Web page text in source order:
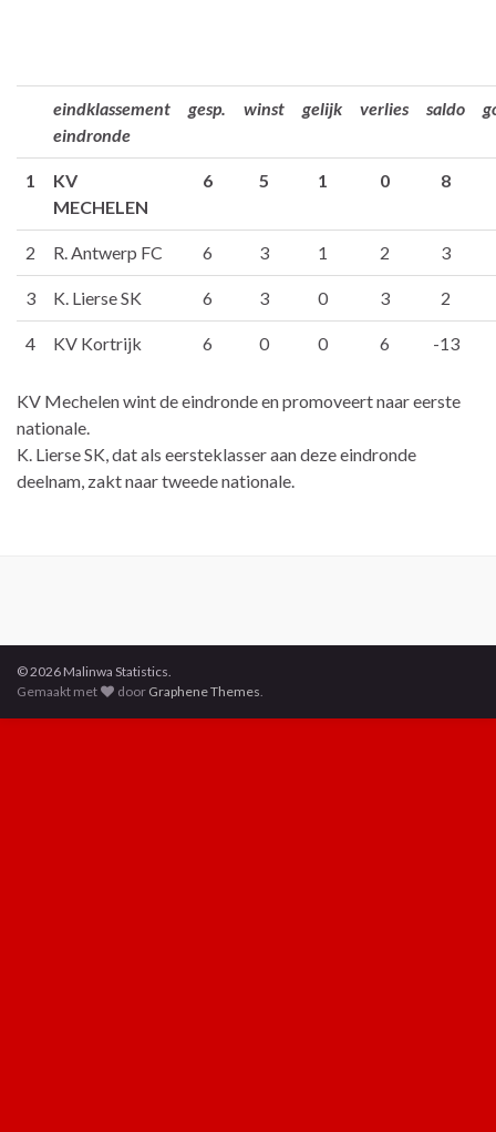
eindklassement
eindronde
gesp. winst gelijk verlies saldo
1
KV
MECHELEN
6 5 1 0 8
2 R. Antwerp FC 6 3 1 2 3
3 K. Lierse SK 6 3 0 3 2
4 KV Kortrijk 6 0 0 6 -13
KV Mechelen wint de eindronde en promoveert naar eerste
nationale.
K. Lierse SK, dat als eersteklasser aan deze eindronde
deelnam, zakt naar tweede nationale.
© 2026 Malinwa Statistics.
Gemaakt met
door Graphene Themes.